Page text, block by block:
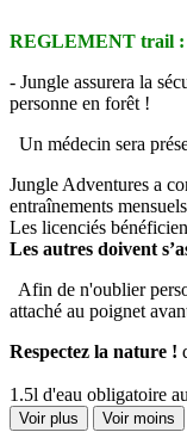
REGLEMENT trail :
- Jungle assurera la
personne en forêt !
Un médecin sera
Jungle Adventures a
entraînements
Les licenciés
Les autres doivent
Afin de n'oublier
attaché au poignet
Respectez la nature !
1.5l d'eau obligatoire
Voir plus Voir moins